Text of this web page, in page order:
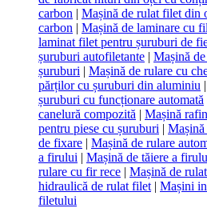
carbon | Mașină de rulat filet din
carbon | Mașină de laminare cu
laminat filet pentru șuruburi de
șuruburi autofiletante | Mașină
șuruburi | Mașină de rulare cu
părților cu șuruburi din aluminiu |
șuruburi cu funcționare automată
canelură compozită | Mașină
pentru piese cu șuruburi |
de fixare | Mașină de rulare
a firului | Mașină de tăiere a
rulare cu fir rece | Mașină de
hidraulică de rulat filet | Mașini
filetului